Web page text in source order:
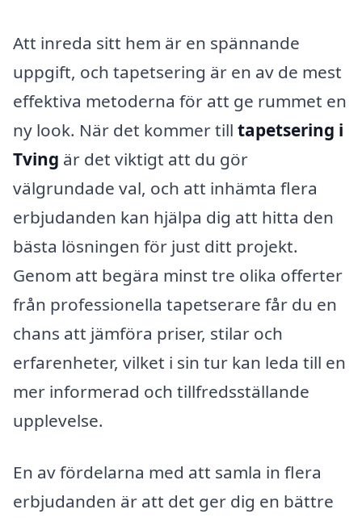
Att inreda sitt hem är en spännande
uppgift, och tapetsering är en av de mest
effektiva metoderna för att ge rummet en
ny look. När det kommer till tapetsering i
Tving är det viktigt att du gör
välgrundade val, och att inhämta flera
erbjudanden kan hjälpa dig att hitta den
bästa lösningen för just ditt projekt.
Genom att begära minst tre olika offerter
från professionella tapetserare får du en
chans att jämföra priser, stilar och
erfarenheter, vilket i sin tur kan leda till en
mer informerad och tillfredsställande
upplevelse.
En av fördelarna med att samla in flera
erbjudanden är att det ger dig en bättre